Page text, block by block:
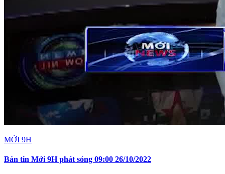
MỚI 9H
Bản tin Mới 9H phát sóng 09:00 26/10/2022